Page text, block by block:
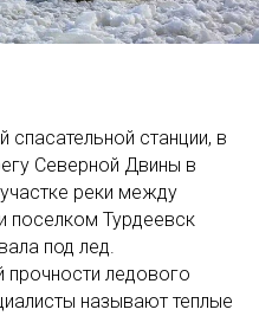
станции, в
Северной Двины в
реки между
поселком Турдеевск
под лед.
прочности ледового
называют теплые